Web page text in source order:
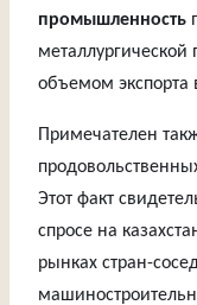
промышленность
объемом экспорта
Примечателен
Этот факт
спросе на
рынках стран-